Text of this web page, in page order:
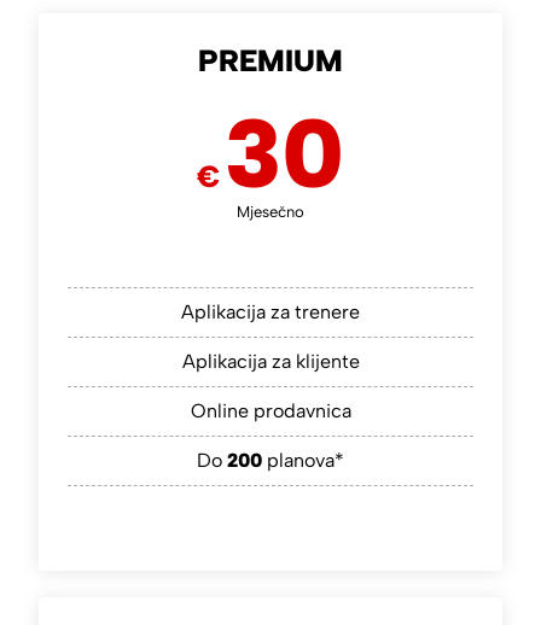
PREMIUM
€ 30
Mjesečno
Aplikacija za trenere
Aplikacija za klijente
Online prodavnica
Do 200 planova*